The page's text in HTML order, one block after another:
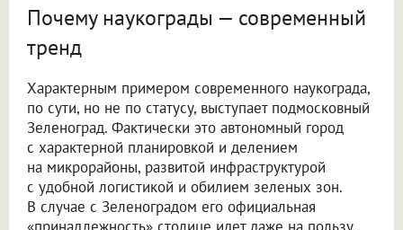
Почему наукограды — современный
тренд
Характерным примером современного наукограда,
по сути, но не по статусу, выступает подмосковный
Зеленоград. Фактически это автономный город
с характерной планировкой и делением
на микрорайоны, развитой инфраструктурой
с удобной логистикой и обилием зеленых зон.
В случае с Зеленоградом его официальная